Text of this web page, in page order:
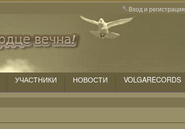
Вход и регистрация
УЧАСТНИКИ НОВОСТИ VOLGARECORDS